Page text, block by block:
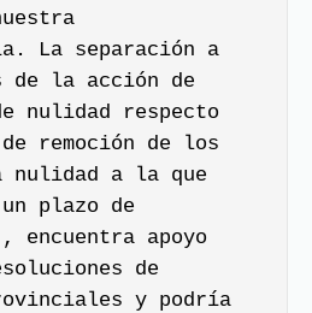
La separación a
de la acción de
nulidad respecto
remoción de los
nulidad a la que
plazo de
encuentra apoyo
de
y podría